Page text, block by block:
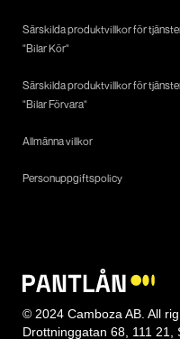
Särskilda produktvillkor för
"Bilar Kör"
Särskilda produktvillkor för
"Bilar Förvara"
Allmänna villkor
Personuppgiftspolicy
© 2024 Camboza AB. All
Drottninggatan 68, 111